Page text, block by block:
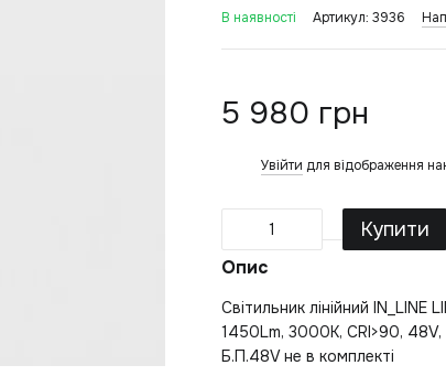
В наявності Артикул: 3936
5 980 грн
Увійти для відображення
Купити
Опис
Світильник лінійний
1450Lm, 3000К, CRI>90,
Б.П.48V не в комплекті